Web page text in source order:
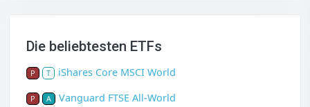
Die beliebtesten ETFs
P T iShares Core MSCI World
P A Vanguard FTSE All-World